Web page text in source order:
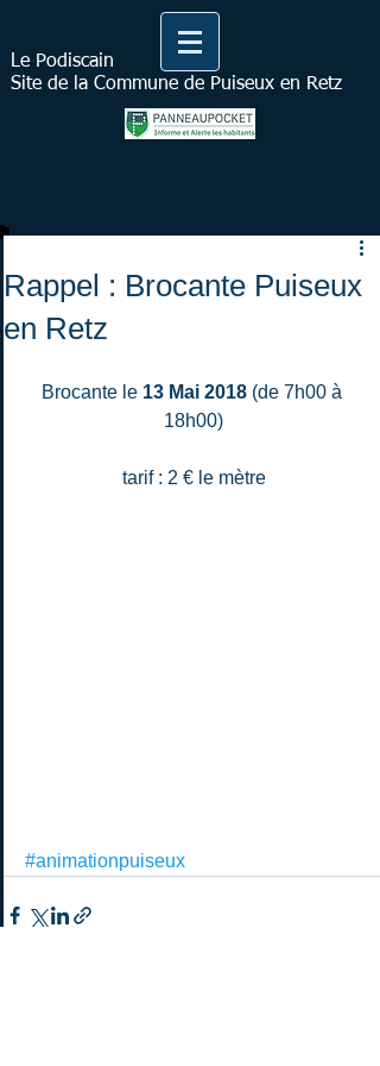
Le Podiscain
Site de la Commune de Puiseux en Retz
Rappel : Brocante Puiseux
en Retz
Brocante le 13 Mai 2018 (de 7h00 à
18h00)
tarif : 2 € le mètre
#animationpuiseux